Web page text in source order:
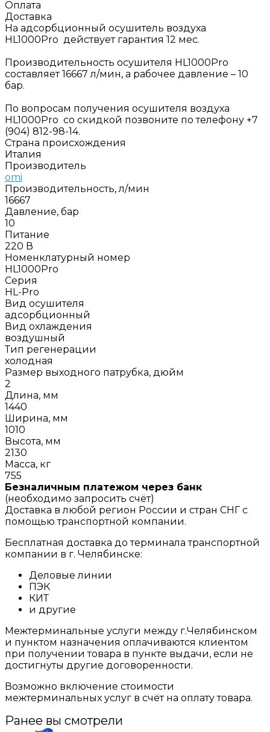
Оплата
Доставка
На адсорбционный осушитель воздуха
HL1000Pro действует гарантия 12 мес.
Производительность осушителя HL1000Pro
составляет 16667 л/мин, а рабочее давление – 10
бар.
По вопросам получения осушителя воздуха
HL1000Pro со скидкой позвоните по телефону +7
(904) 812-98-14.
Страна происхождения
Италия
Производитель
omi
Производительность, л/мин
16667
Давление, бар
10
Питание
220 В
Номенклатурный номер
HL1000Pro
Серия
HL-Pro
Вид осушителя
адсорбционный
Вид охлаждения
воздушный
Тип регенерации
холодная
Размер выходного патрубка, дюйм
2
Длина, мм
1440
Ширина, мм
1010
Высота, мм
2130
Масса, кг
755
Безналичным платежом через банк
(необходимо запросить счёт)
Доставка в любой регион России и стран СНГ с
помощью транспортной компании.
Бесплатная доставка до терминала транспортной
компании в г. Челябинске:
Деловые линии
ПЭК
КИТ
и другие
Межтерминальные услуги между г.Челябинском
и пунктом назначения оплачиваются клиентом
при получении товара в пункте выдачи, если не
достигнуты другие договоренности.
Возможно включение стоимости
межтерминальных услуг в счёт на оплату товара.
Ранее вы смотрели